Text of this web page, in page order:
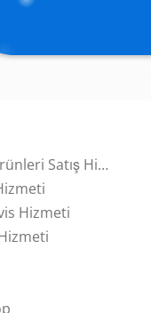
Satış Hizmeti
Hizmeti